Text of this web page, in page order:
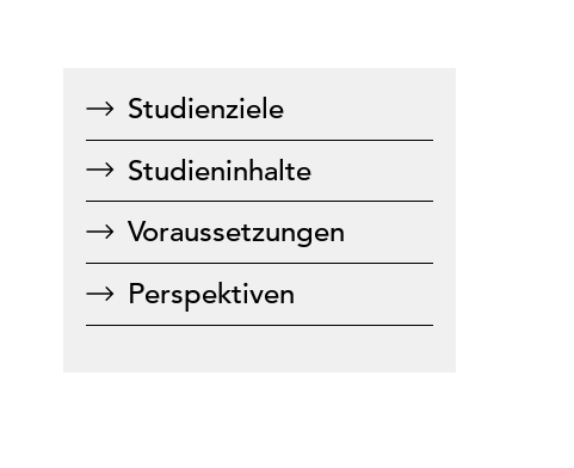
Studienziele
Studieninhalte
Voraussetzungen
Perspektiven